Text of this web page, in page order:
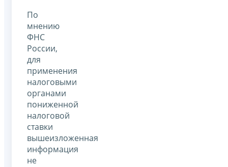
По
мнению
ФНС
России,
для
применения
налоговыми
органами
пониженной
налоговой
ставки
вышеизложенная
информация
не